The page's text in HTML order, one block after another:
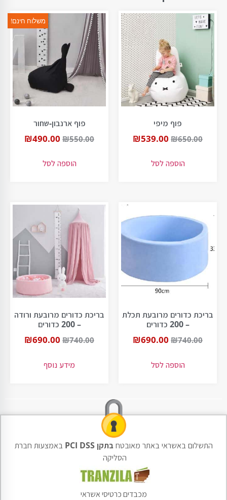
פוף מיפי
₪650.00
₪539.00
הוספה לסל
משלוח חינם!
פוף ארנבון-שחור
₪550.00
₪490.00
הוספה לסל
בריכת כדורים מרובעת תכלת
– 200 כדורים
₪740.00
₪690.00
הוספה לסל
בריכת כדורים מרובעת ורודה
– 200 כדורים
₪740.00
₪690.00
מידע נוסף
התשלום באשראי באתר מאובטחבתקן PCI DSS
באמצעות חברת
הסליקה
מכבדים כרטיסי אשראי